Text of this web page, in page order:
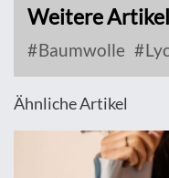
Weitere
Baumwolle
Ähnliche Artikel